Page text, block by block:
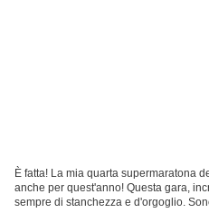
È fatta! La mia quarta supermaratona
anche per quest'anno! Questa gara,
sempre di stanchezza e d'orgoglio.